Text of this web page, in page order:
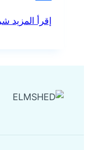
إقرأ المزيد